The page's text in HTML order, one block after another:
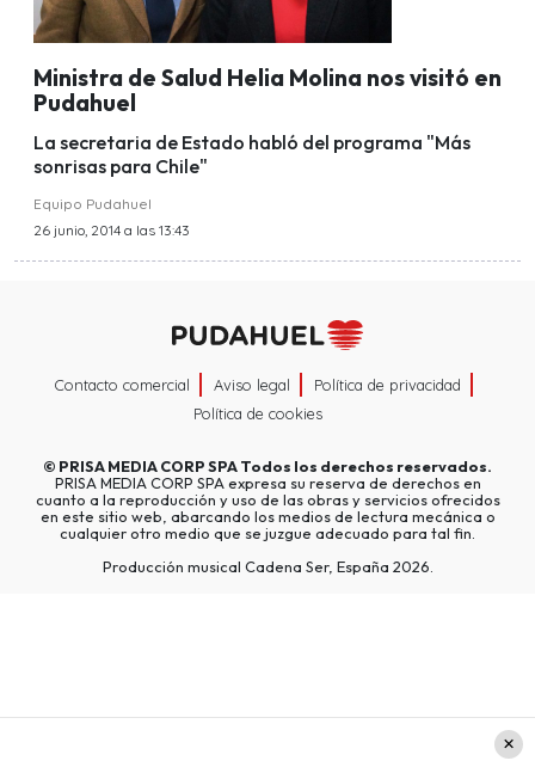
Ministra de Salud Helia Molina nos visitó en
Pudahuel
La secretaria de Estado habló del programa "Más
sonrisas para Chile"
Equipo Pudahuel
26 junio, 2014 a las 13:43
Contacto comercial Aviso legal
Política de privacidad
Política de cookies
© PRISA MEDIA CORP SPATodos los derechos reservados.
PRISA MEDIA CORP SPA expresa su reserva de derechos en
cuanto a la reproducción y uso de las obras y servicios ofrecidos
en este sitio web, abarcando los medios de lectura mecánica o
cualquier otro medio que se juzgue adecuado para tal fin.
Producción musical Cadena Ser, España 2026.